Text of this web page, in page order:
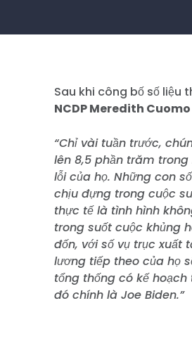
Sau khi công bố số liệu
NCDP Meredith Cuomo
“Chỉ vài tuần trước,
lên 8,5 phần trăm
lỗi của họ. Những con
chịu đựng trong cuộc
thực tế là tình hình
trong suốt cuộc khủng
đốn, với số vụ trục xuất
lương tiếp theo của họ
tổng thống có kế
đó chính là Joe Biden.”